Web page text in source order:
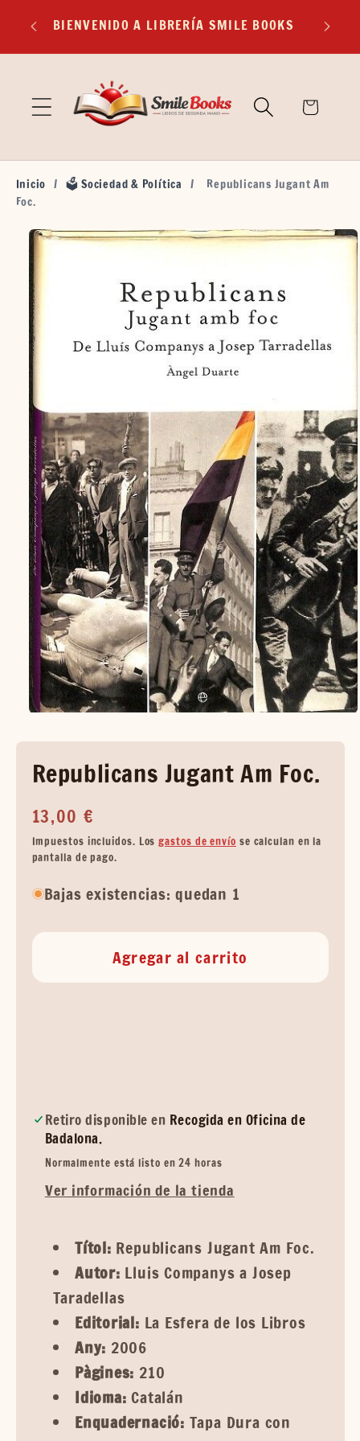
directamente
BIENVENIDO A LIBRERÍA SMILE BOOKS
Carrito
Inicio / 🗳️ Sociedad & Política /
Republicans Jugant Am
Foc.
Ir
directamente
a la
información
del producto
Republicans Jugant Am Foc.
Precio
habitual
13,00 €
Impuestos incluidos. Losgastos de envío se calculan en la
pantalla de pago.
Bajas existencias: quedan 1
Agregar al carrito
Retiro disponible en Recogida en Oficina de
Badalona.
Normalmente está listo en 24 horas
Ver información de la tienda
Títol: Republicans Jugant Am Foc.
Autor: Lluis Companys a Josep
Taradellas
Editorial: La Esfera de los Libros
Any: 2006
Pàgines: 210
Idioma: Catalán
Enquadernació: Tapa Dura con